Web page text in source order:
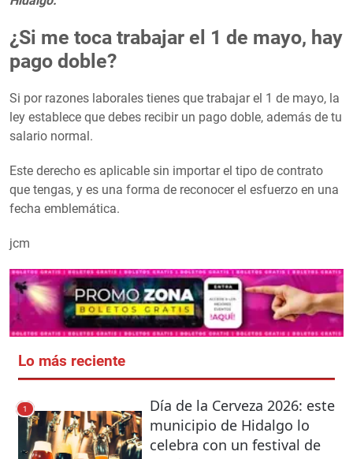
¿Si me toca trabajar el 1 de mayo, hay
pago doble?
Si por razones laborales tienes que trabajar el 1 de mayo, la
ley establece que debes recibir un pago doble, además de tu
salario normal.
Este derecho es aplicable sin importar el tipo de contrato
que tengas, y es una forma de reconocer el esfuerzo en una
fecha emblemática.
jcm
Lo más reciente
1
Día de la Cerveza 2026: este
municipio de Hidalgo lo
celebra con un festival de